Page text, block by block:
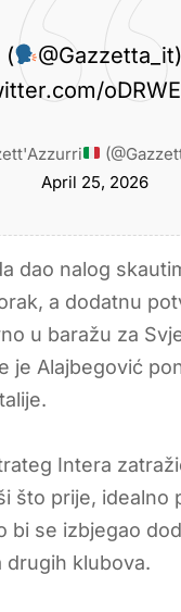
( @Gazzetta_it)
April 25, 2026
dao nalog
a dodatnu
u baražu za
je Alajbegović
Intera
što prije, idealno
bi se izbjegao
drugih klubova.